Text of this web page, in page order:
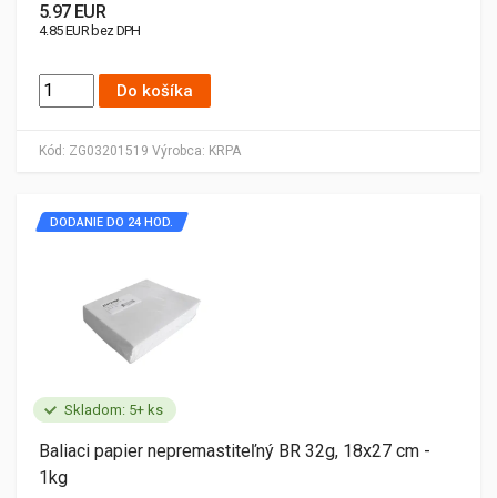
Kód: ZG03201519 Výrobca: KRPA
5.97 EUR
4.85 EUR bez DPH
Do košíka
Skladom: 5+ ks
DODANIE DO 24 HOD.
Baliaci papier nepremastiteľný BR 32g, 18x27 cm -
1kg